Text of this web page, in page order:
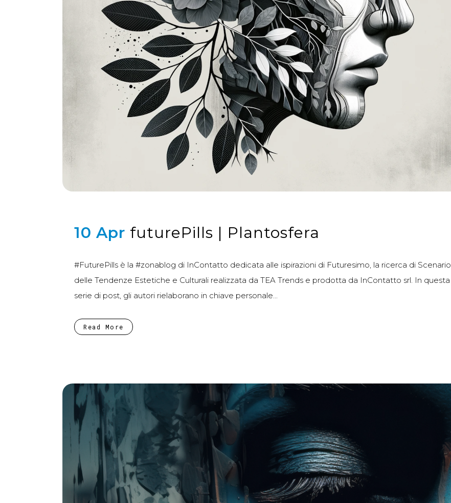
10 Apr futurePills | Plantosfera
#FuturePills è la #zonablog di InContatto dedicata alle ispirazioni di Futuresimo, la ricerca di Scenario
delle Tendenze Estetiche e Culturali realizzata da TEA Trends e prodotta da InContatto srl. In questa
serie di post, gli autori rielaborano in chiave personale...
Read More